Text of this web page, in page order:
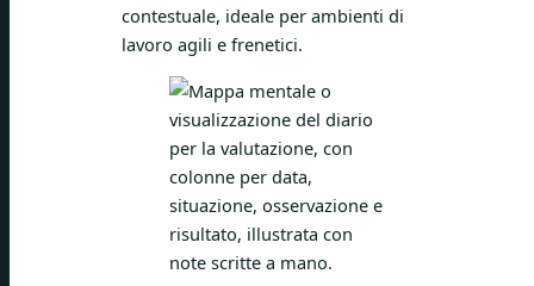
contestuale, ideale per ambienti di
lavoro agili e frenetici.